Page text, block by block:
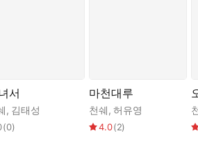
든 것이 뒤엉키고 감정은 시간에 따라 모
에게 ‘과거’와 동의어다. 이런 감정은 구
, 여성 성욕, 정신질환에서부터 최근의 계
. 하나씩 살펴보자.
서
, 김태성
(0)
마천대루
천쉐,허유영
4.0(2)